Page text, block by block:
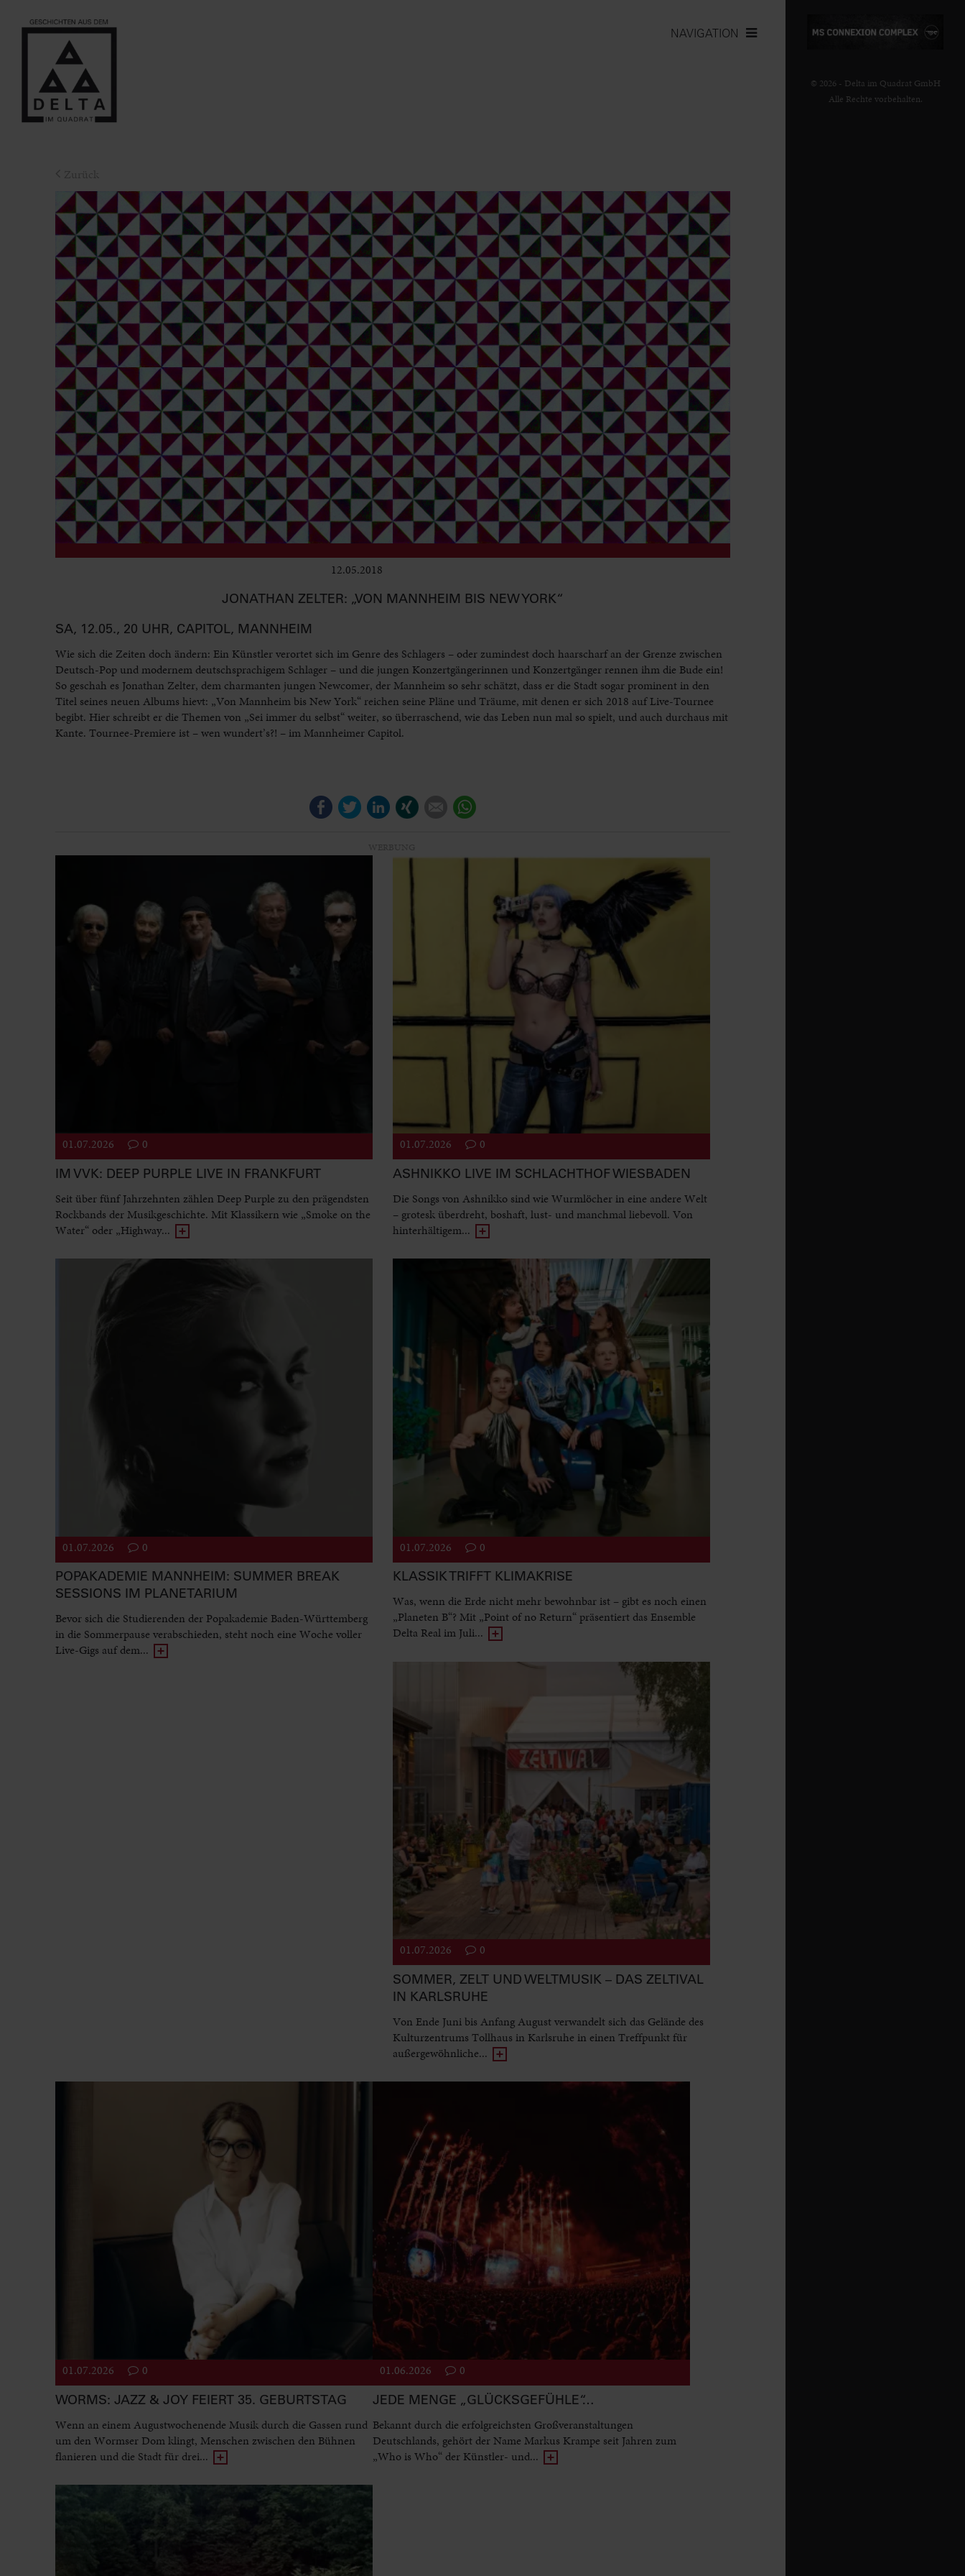
NAVIGATION
12.05.2018
JONATHAN ZELTER: „VON MANNHEIM BIS NEW YORK“
SA, 12.05., 20 UHR, CAPITOL, MANNHEIM
Wie sich die Zeiten doch ändern: Ein Künstler verortet sich im Genre des Schlagers – oder zumindest doch haarscharf an der Grenze zwischen
Deutsch-Pop und modernem deutschsprachigem Schlager – und die jungen Konzertgängerinnen und Konzertgänger rennen ihm die Bude ein!
So geschah es Jonathan Zelter, dem charmanten jungen Newcomer, der Mannheim so sehr schätzt, dass er die Stadt sogar prominent in den
Titel seines neuen Albums hievt: „Von Mannheim bis New York“ reichen seine Pläne und Träume, mit denen er sich 2018 auf Live-Tournee
begibt. Hier schreibt er die Themen von „Sei immer du selbst“ weiter, so überraschend, wie das Leben nun mal so spielt, und auch durchaus mit
Kante. Tournee-Premiere ist – wen wundert’s?! – im Mannheimer Capitol.
FacebookTwitterLinkedIn E-mail
01.07.2026 0
IM VVK: DEEP PURPLE LIVE IN FRANKFURT
Seit über fünf Jahrzehnten zählen Deep Purple zu den prägendsten
Rockbands der Musikgeschichte. Mit Klassikern wie „Smoke on the
Water“ oder „Highway...
01.07.2026 0
ASHNIKKO LIVE IM SCHLACHTHOF WIESBADEN
Die Songs von Ashnikko sind wie Wurmlöcher in eine andere Welt
– grotesk überdreht, boshaft, lust- und manchmal liebevoll. Von
hinterhältigem...
01.07.2026 0
POPAKADEMIE MANNHEIM: SUMMER BREAK
SESSIONS IM PLANETARIUM
Bevor sich die Studierenden der Popakademie Baden-Württemberg
in die Sommerpause verabschieden, steht noch eine Woche voller
Live-Gigs auf dem...
01.07.2026 0
KLASSIK TRIFFT KLIMAKRISE
Was, wenn die Erde nicht mehr bewohnbar ist – gibt es noch einen
„Planeten B“? Mit „Point of no Return“ präsentiert das Ensemble
Delta Real im Juli...
01.07.2026 0
SOMMER, ZELT UND WELTMUSIK – DAS ZELTIVAL
IN KARLSRUHE
Von Ende Juni bis Anfang August verwandelt sich das Gelände des
Kulturzentrums Tollhaus in Karlsruhe in einen Treffpunkt für
außergewöhnliche...
01.07.2026 0
WORMS: JAZZ & JOY FEIERT 35. GEBURTSTAG
Wenn an einem Augustwochenende Musik durch die Gassen rund
um den Wormser Dom klingt, Menschen zwischen den Bühnen
flanieren und die Stadt für drei...
01.06.2026 0
JEDE MENGE „GLÜCKSGEFÜHLE“…
Bekannt durch die erfolgreichsten Großveranstaltungen
Deutschlands, gehört der Name Markus Krampe seit Jahren zum
„Who is Who“ der Künstler- und...
© 2026 - Delta im Quadrat GmbH
Alle Rechte vorbehalten.